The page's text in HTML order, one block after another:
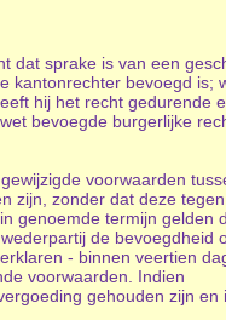
dat sprake is van een
kantonrechter bevoegd is;
hij het recht gedurende
bevoegde burgerlijke
voorwaarden
zijn, zonder dat deze
genoemde termijn gelden
de bevoegdheid
- binnen veertien
voorwaarden. Indien
gehouden zijn en